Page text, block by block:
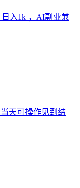
入1k ，AI副业兼
天可操作见到结